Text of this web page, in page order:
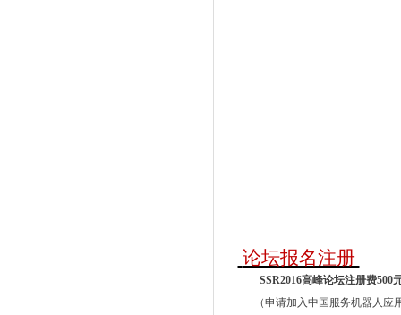
论坛报名注册
SSR2016高峰论坛注册费500
（申请加入中国服务机器人应